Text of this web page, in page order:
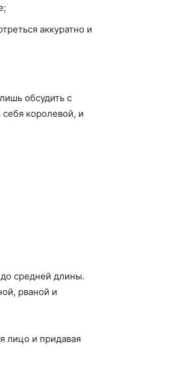
аккуратно и
обсудить с
королевой, и
средней длины.
рваной и
лицо и придавая